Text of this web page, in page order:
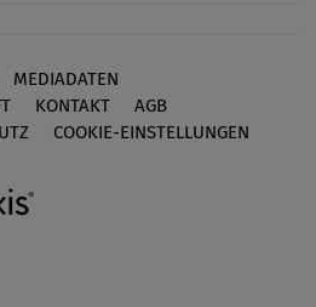
MEDIADATEN
KONTAKT
AGB
COOKIE-EINSTELLUNGEN